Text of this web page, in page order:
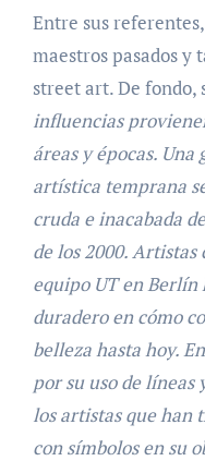
Entre sus
maestros pasados y
street art. De
influencias
áreas y épocas.
artística temprana
cruda e inacabada
de los 2000. Artistas
equipo UT en
duradero en cómo
belleza hasta hoy.
por su uso de líneas
los artistas que han
con símbolos en su